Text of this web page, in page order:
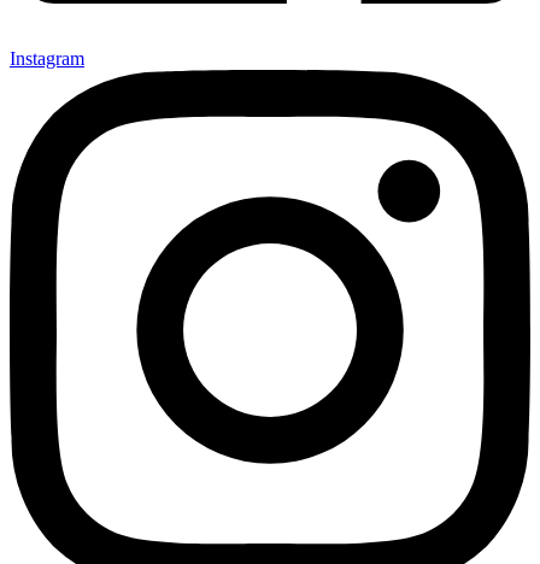
Instagram